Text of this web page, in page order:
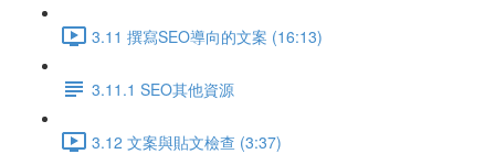
3.11 撰寫SEO導向的文案 (16:13)
3.11.1 SEO其他資源
3.12 文案與貼文檢查 (3:37)